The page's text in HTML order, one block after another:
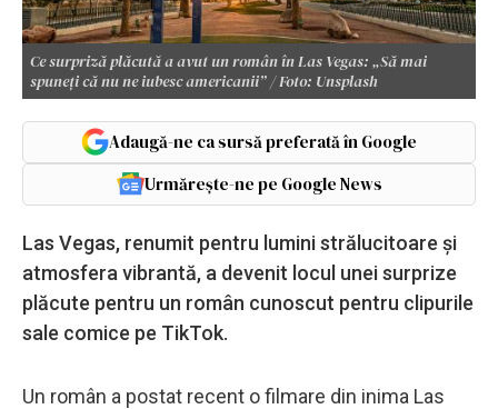
Ce surpriză plăcută a avut un român în Las Vegas: „Să mai
spuneți că nu ne iubesc americanii” / Foto: Unsplash
Adaugă-ne ca sursă preferată în Google
Urmărește-ne pe Google News
Las Vegas, renumit pentru lumini strălucitoare și
atmosfera vibrantă, a devenit locul unei surprize
plăcute pentru un român cunoscut pentru clipurile
sale comice pe TikTok.
Un român a postat recent o filmare din inima Las